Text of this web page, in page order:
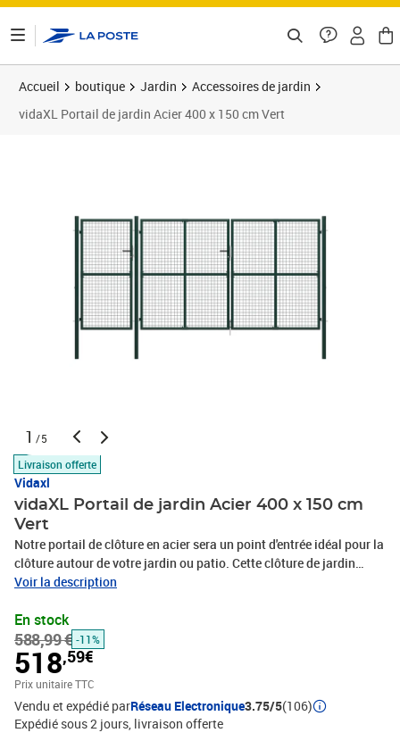
Accueil boutique Jardin
Accessoires de jardin
vidaXL Portail de jardin Acier 400 x 150 cm Vert
1 /5
Livraison offerte
Vidaxl
vidaXL Portail de jardin Acier 400 x 150 cm
Vert
Notre portail de clôture en acier sera un point d'entrée idéal pour la
clôture autour de votre jardin ou patio. Cette clôture de jardin
robuste et durable a été fabriquée en acier robuste. Elle est
extérieure à long terme. Soudée avec des fils de mailles épaisses
pour une rigidité accrue, notre porte de jardin vous apportera un
degré de sécurité élevé tout en constituant une fabuleuse entrée
sur votre propriété. La porte est livrée avec un jeu de serrure et 3
clés.Couleur : vertMatériau : AcierDimensions totales : 400 x 200
cm (l x H)Hauteur du panneau : 150 cmDimensions du poteau : 6 x
0,15 cm (diamètre x é)Taille de la maille : 5 x 5 cm (l x H)Un
Voir la description
En stock
588,99 € -11%
518,59€
Prix unitaire TTC
Vendu et expédié parRéseau Electronique3.75/5(106)
Expédié sous 2 jours livraison offerte